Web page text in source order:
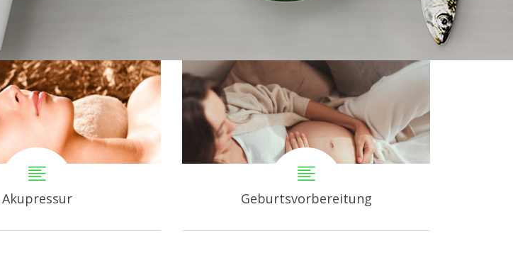
Akupressur Geburtsvorbereitung